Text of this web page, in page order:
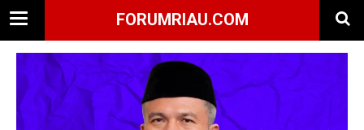
FORUMRIAU.COM